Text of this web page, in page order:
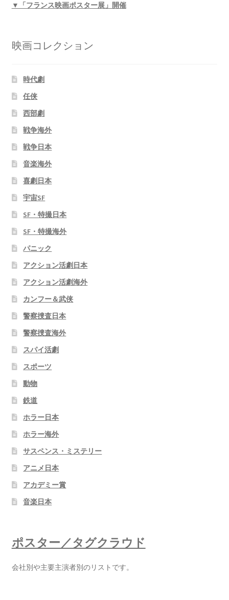
▼「フランス映画ポスター展」開催
映画コレクション
時代劇
任侠
西部劇
戦争海外
戦争日本
音楽海外
喜劇日本
宇宙SF
SF・特撮日本
SF・特撮海外
パニック
アクション活劇日本
アクション活劇海外
カンフー＆武侠
警察捜査日本
警察捜査海外
スパイ活劇
スポーツ
動物
鉄道
ホラー日本
ホラー海外
サスペンス・ミステリー
アニメ日本
アカデミー賞
音楽日本
ポスター／タグクラウド
会社別や主要主演者別のリストです。